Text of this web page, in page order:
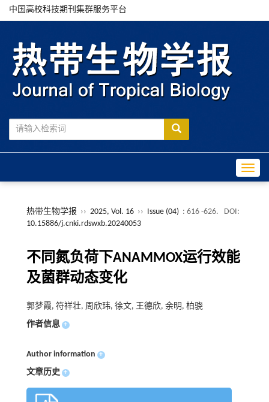
中国高校科技期刊集群服务平台
热带生物学报 ›› 2025, Vol. 16 ›› Issue (04) : 616 -626.
DOI:
10.15886/j.cnki.rdswxb.20240053
不同氮负荷下ANAMMOX运行效能
及菌群动态变化
郭梦霞, 符祥壮, 周欣玮, 徐文, 王德欣, 余明, 柏骁
作者信息 +
Author information +
文章历史 +